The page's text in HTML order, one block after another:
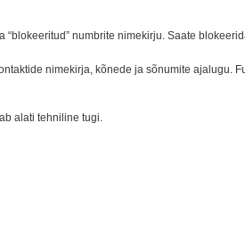
numbrite nimekirju. Saate
nimekirja, kõnede ja sõnumite ajalugu.
alati tehniline tugi.